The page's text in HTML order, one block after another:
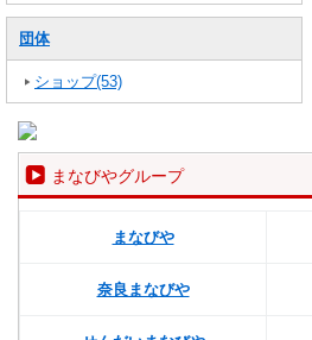
団体
ショップ(53)
まなびやグループ
まなびや
奈良まなびや